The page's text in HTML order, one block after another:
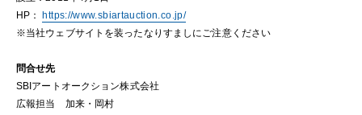
HP： https://www.sbiartauction.co.jp/
※当社ウェブサイトを装ったなりすましにご注意ください
問合せ先
SBIアートオークション株式会社
広報担当 加来・岡村